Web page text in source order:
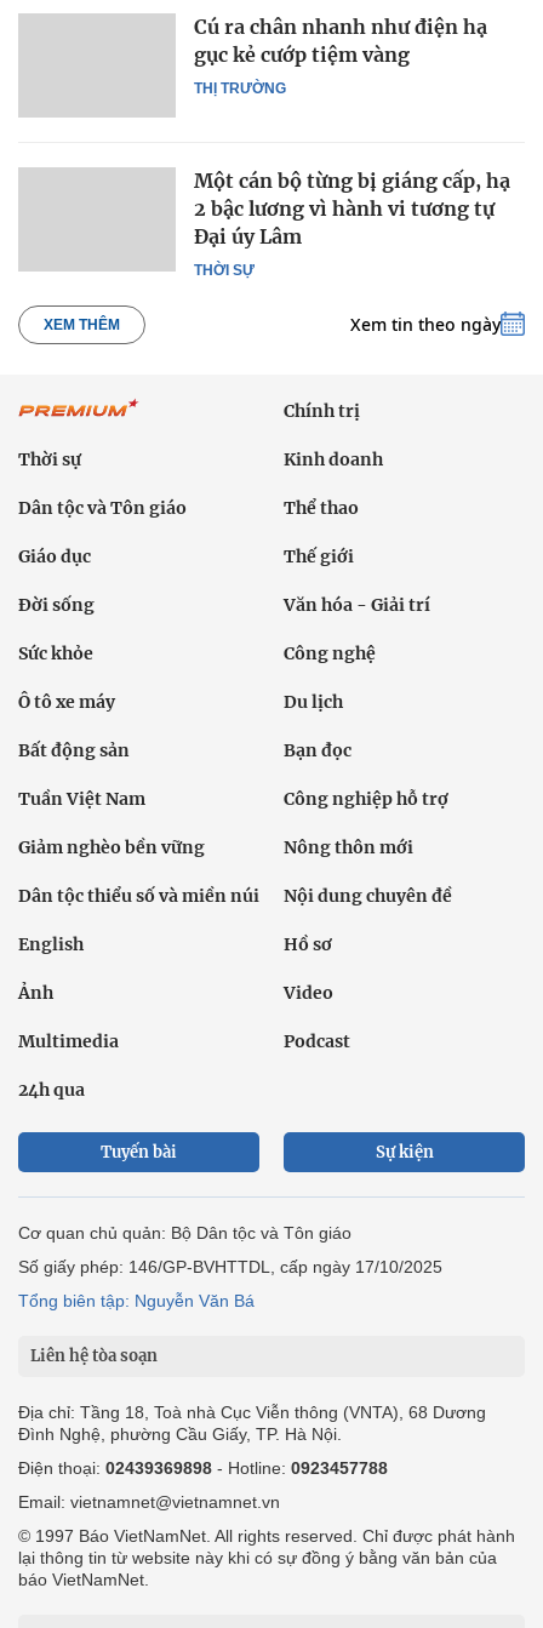
THỊ TRƯỜNG
Cú ra chân nhanh như điện hạ
gục kẻ cướp tiệm vàng
THỜI SỰ
Một cán bộ từng bị giáng cấp, hạ
2 bậc lương vì hành vi tương tự
Đại úy Lâm
XEM THÊM Xem tin theo ngày
Chính trị
Thời sự Kinh doanh
Dân tộc và Tôn giáo Thể thao
Giáo dục Thế giới
Đời sống Văn hóa - Giải trí
Sức khỏe Công nghệ
Ô tô xe máy Du lịch
Bất động sản Bạn đọc
Tuần Việt Nam Công nghiệp hỗ trợ
Giảm nghèo bền vững Nông thôn mới
Dân tộc thiểu số và miền núi Nội dung chuyên đề
English Hồ sơ
Ảnh Video
Multimedia Podcast
24h qua
Tuyến bài Sự kiện
Cơ quan chủ quản: Bộ Dân tộc và Tôn giáo
Số giấy phép: 146/GP-BVHTTDL, cấp ngày 17/10/2025
Tổng biên tập: Nguyễn Văn Bá
Liên hệ tòa soạn
Địa chỉ: Tầng 18, Toà nhà Cục Viễn thông (VNTA), 68 Dương
Đình Nghệ, phường Cầu Giấy, TP. Hà Nội.
Điện thoại: 02439369898 - Hotline: 0923457788
Email: vietnamnet@vietnamnet.vn
© 1997 Báo VietNamNet. All rights reserved. Chỉ được phát hành
lại thông tin từ website này khi có sự đồng ý bằng văn bản của
báo VietNamNet.